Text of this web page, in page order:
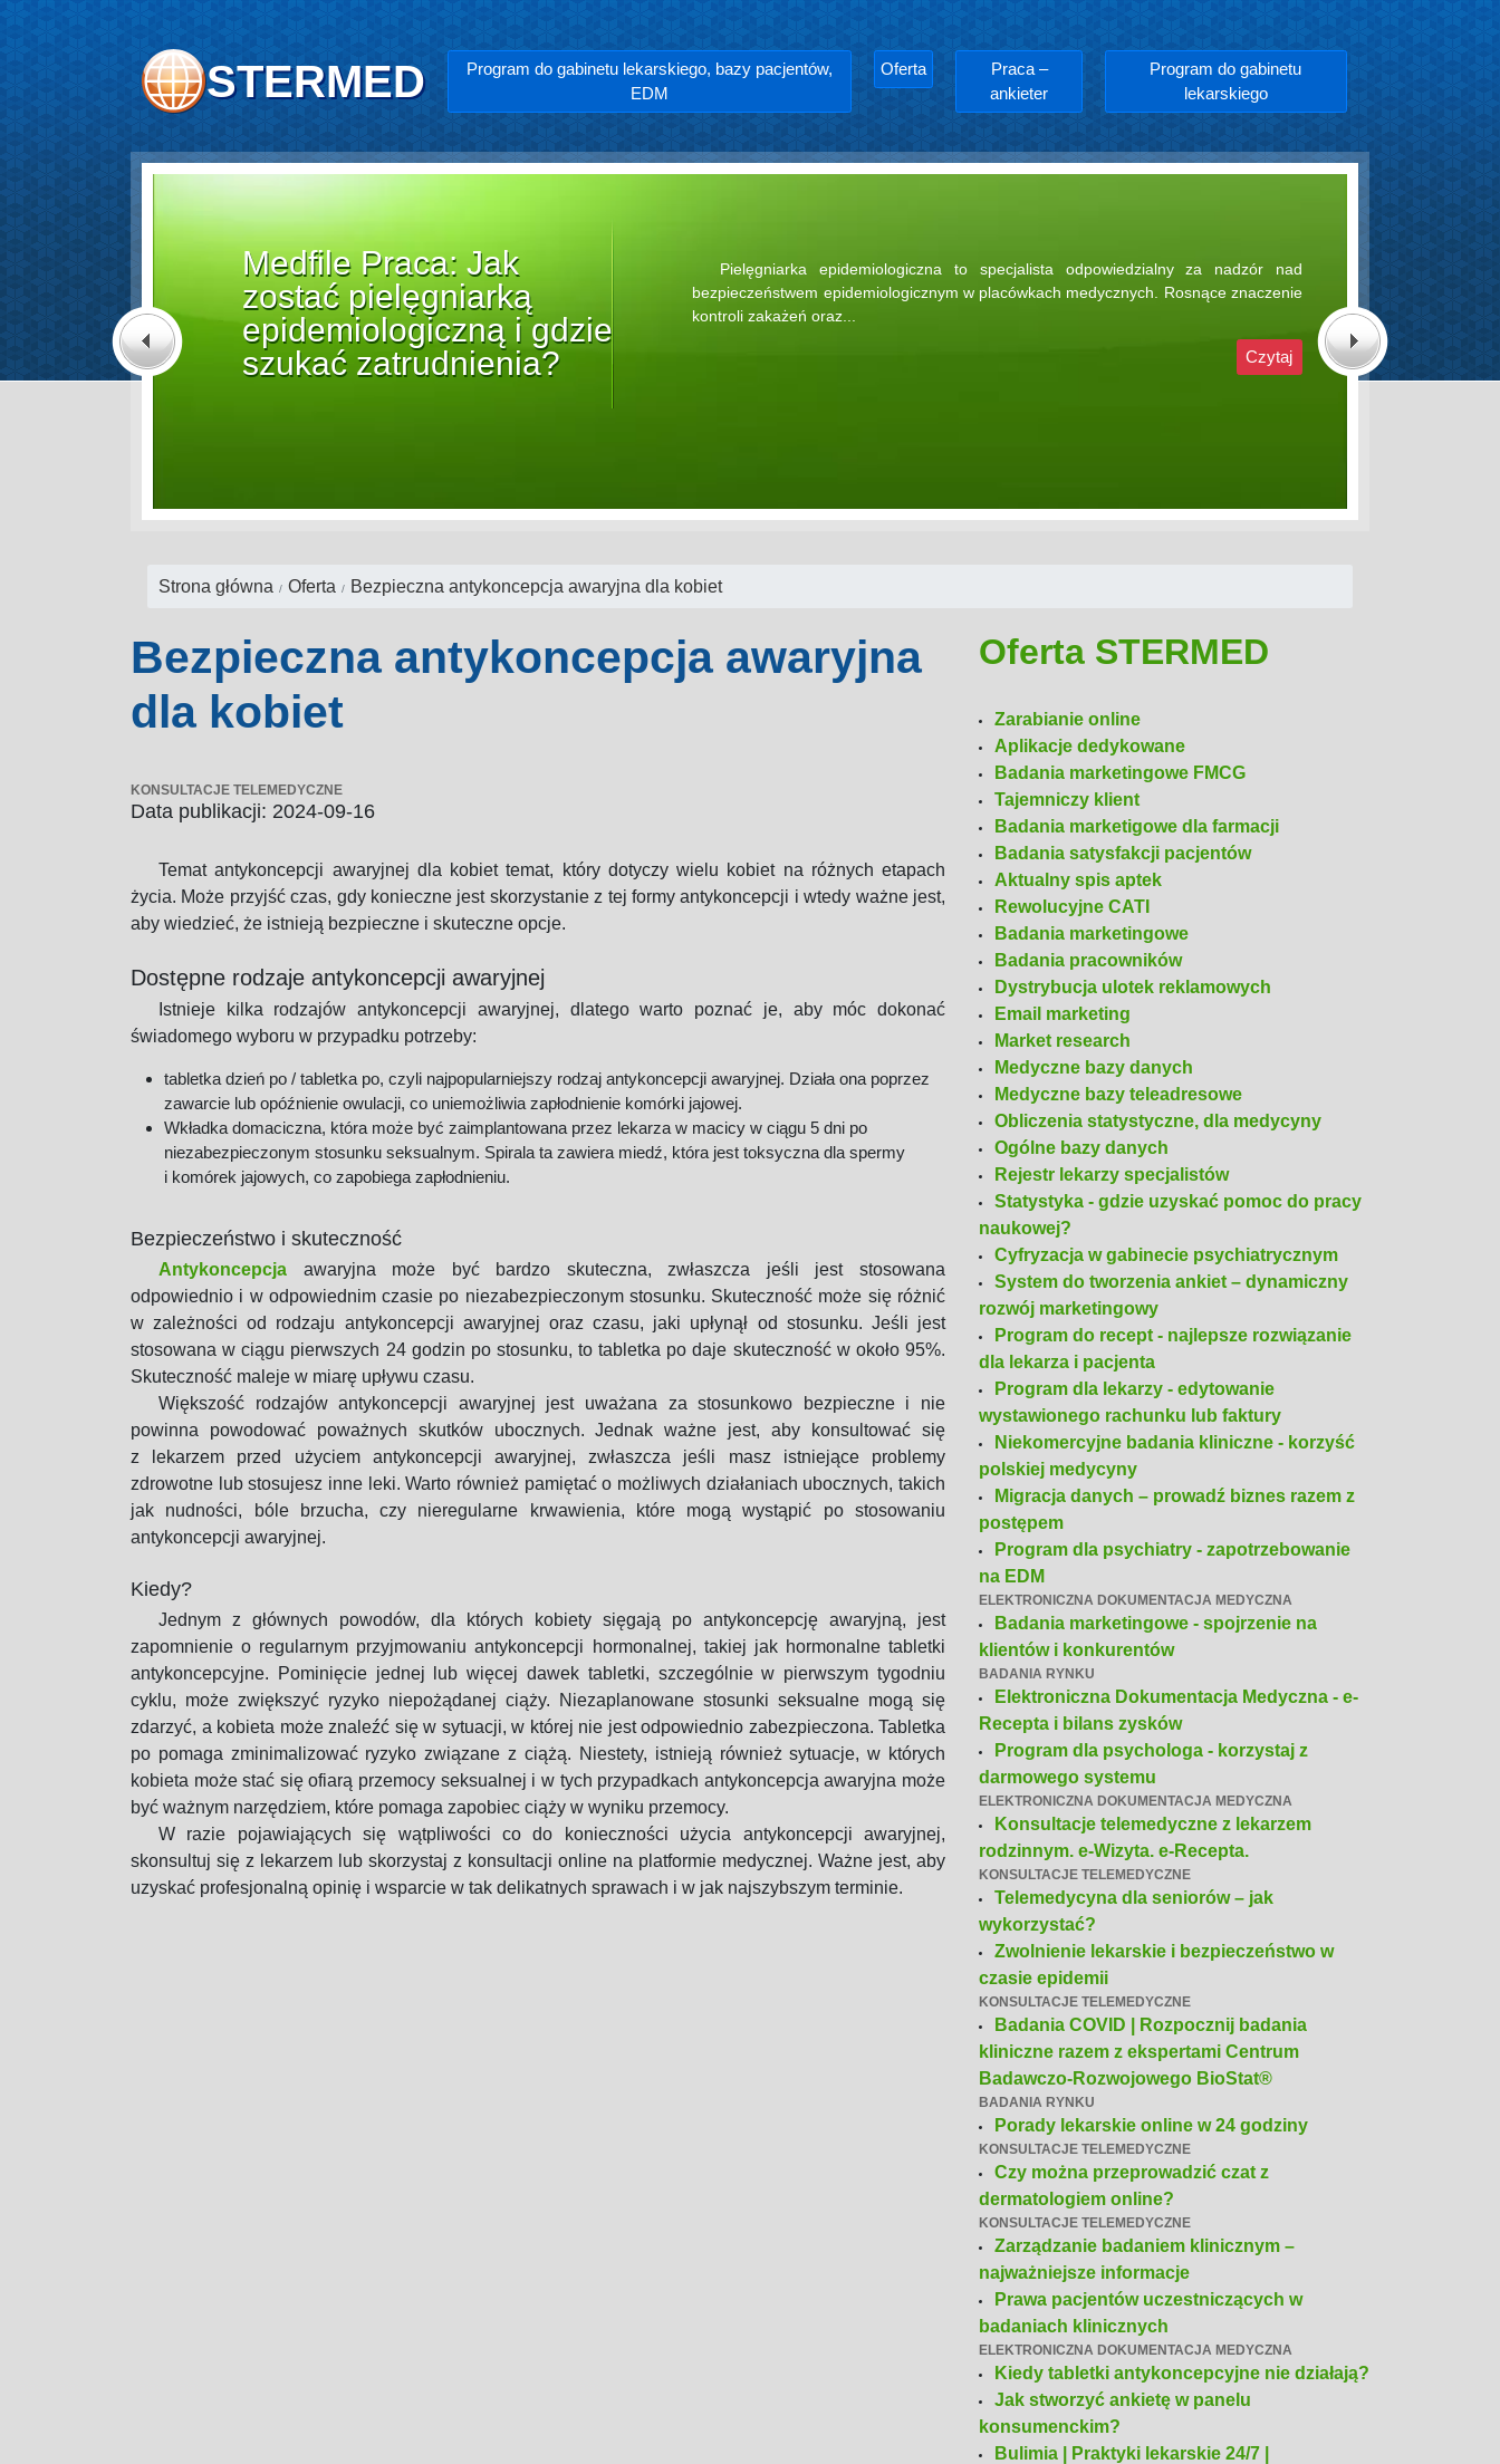
STERMED
Program do gabinetu lekarskiego, bazy pacjentów,
EDM
Oferta
Praca –
ankieter
Program do gabinetu
lekarskiego
Senior jako pacjent:
jakie dane medyczne są
kluczowe dla
skutecznego leczenia?
i terapeutycznego, a kluczową rolę odgrywają tu rzetelne dane medyczne. Wraz
z wiekiem rośnie liczba chorób...
Previous Next
Strona główna Oferta Bezpieczna antykoncepcja awaryjna dla kobiet
Bezpieczna antykoncepcja awaryjna
dla kobiet
KONSULTACJE TELEMEDYCZNE
Data publikacji: 2024-09-16
Temat antykoncepcji awaryjnej dla kobiet temat, który dotyczy wielu kobiet na różnych etapach
życia. Może przyjść czas, gdy konieczne jest skorzystanie z tej formy antykoncepcji i wtedy ważne jest,
aby wiedzieć, że istnieją bezpieczne i skuteczne opcje.
Dostępne rodzaje antykoncepcji awaryjnej
Istnieje kilka rodzajów antykoncepcji awaryjnej, dlatego warto poznać je, aby móc dokonać
świadomego wyboru w przypadku potrzeby:
tabletka dzień po / tabletka po, czyli najpopularniejszy rodzaj antykoncepcji awaryjnej. Działa ona poprzez
zawarcie lub opóźnienie owulacji, co uniemożliwia zapłodnienie komórki jajowej.
Wkładka domaciczna, która może być zaimplantowana przez lekarza w macicy w ciągu 5 dni po
niezabezpieczonym stosunku seksualnym. Spirala ta zawiera miedź, która jest toksyczna dla spermy
i komórek jajowych, co zapobiega zapłodnieniu.
Bezpieczeństwo i skuteczność
Antykoncepcja awaryjna może być bardzo skuteczna, zwłaszcza jeśli jest stosowana
odpowiednio i w odpowiednim czasie po niezabezpieczonym stosunku. Skuteczność może się różnić
w zależności od rodzaju antykoncepcji awaryjnej oraz czasu, jaki upłynął od stosunku. Jeśli jest
stosowana w ciągu pierwszych 24 godzin po stosunku, to tabletka po daje skuteczność w około 95%.
Skuteczność maleje w miarę upływu czasu.
Większość rodzajów antykoncepcji awaryjnej jest uważana za stosunkowo bezpieczne i nie
powinna powodować poważnych skutków ubocznych. Jednak ważne jest, aby konsultować się
z lekarzem przed użyciem antykoncepcji awaryjnej, zwłaszcza jeśli masz istniejące problemy
zdrowotne lub stosujesz inne leki. Warto również pamiętać o możliwych działaniach ubocznych, takich
jak nudności, bóle brzucha, czy nieregularne krwawienia, które mogą wystąpić po stosowaniu
antykoncepcji awaryjnej.
Kiedy?
Jednym z głównych powodów, dla których kobiety sięgają po antykoncepcję awaryjną, jest
zapomnienie o regularnym przyjmowaniu antykoncepcji hormonalnej, takiej jak hormonalne tabletki
antykoncepcyjne. Pominięcie jednej lub więcej dawek tabletki, szczególnie w pierwszym tygodniu
cyklu, może zwiększyć ryzyko niepożądanej ciąży. Niezaplanowane stosunki seksualne mogą się
zdarzyć, a kobieta może znaleźć się w sytuacji, w której nie jest odpowiednio zabezpieczona. Tabletka
po pomaga zminimalizować ryzyko związane z ciążą. Niestety, istnieją również sytuacje, w których
kobieta może stać się ofiarą przemocy seksualnej i w tych przypadkach antykoncepcja awaryjna może
być ważnym narzędziem, które pomaga zapobiec ciąży w wyniku przemocy.
W razie pojawiających się wątpliwości co do konieczności użycia antykoncepcji awaryjnej,
skonsultuj się z lekarzem lub skorzystaj z konsultacji online na platformie medycznej. Ważne jest, aby
uzyskać profesjonalną opinię i wsparcie w tak delikatnych sprawach i w jak najszybszym terminie.
Oferta STERMED
Zarabianie online
Aplikacje dedykowane
Badania marketingowe FMCG
Tajemniczy klient
Badania marketigowe dla farmacji
Badania satysfakcji pacjentów
Aktualny spis aptek
Rewolucyjne CATI
Badania marketingowe
Badania pracowników
Dystrybucja ulotek reklamowych
Email marketing
Market research
Medyczne bazy danych
Medyczne bazy teleadresowe
Obliczenia statystyczne, dla medycyny
Ogólne bazy danych
Rejestr lekarzy specjalistów
Statystyka - gdzie uzyskać pomoc do pracy
naukowej?
Cyfryzacja w gabinecie psychiatrycznym
System do tworzenia ankiet – dynamiczny
rozwój marketingowy
Program do recept - najlepsze rozwiązanie
dla lekarza i pacjenta
Program dla lekarzy - edytowanie
wystawionego rachunku lub faktury
Niekomercyjne badania kliniczne - korzyść
polskiej medycyny
Migracja danych – prowadź biznes razem z
postępem
Program dla psychiatry - zapotrzebowanie
na EDM
ELEKTRONICZNA DOKUMENTACJA MEDYCZNA
Badania marketingowe - spojrzenie na
klientów i konkurentów
BADANIA RYNKU
Elektroniczna Dokumentacja Medyczna - e-
Recepta i bilans zysków
Program dla psychologa - korzystaj z
darmowego systemu
ELEKTRONICZNA DOKUMENTACJA MEDYCZNA
Konsultacje telemedyczne z lekarzem
rodzinnym. e-Wizyta. e-Recepta.
KONSULTACJE TELEMEDYCZNE
Telemedycyna dla seniorów – jak
wykorzystać?
Zwolnienie lekarskie i bezpieczeństwo w
czasie epidemii
KONSULTACJE TELEMEDYCZNE
Badania COVID | Rozpocznij badania
kliniczne razem z ekspertami Centrum
Badawczo-Rozwojowego BioStat®
BADANIA RYNKU
Porady lekarskie online w 24 godziny
KONSULTACJE TELEMEDYCZNE
Czy można przeprowadzić czat z
dermatologiem online?
KONSULTACJE TELEMEDYCZNE
Zarządzanie badaniem klinicznym –
najważniejsze informacje
Prawa pacjentów uczestniczących w
badaniach klinicznych
ELEKTRONICZNA DOKUMENTACJA MEDYCZNA
Kiedy tabletki antykoncepcyjne nie działają?
Jak stworzyć ankietę w panelu
konsumenckim?
Bulimia | Praktyki lekarskie 24/7 |